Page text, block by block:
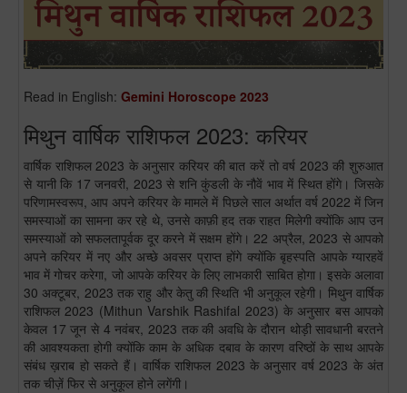
Read in English: Gemini Horoscope 2023
मिथुन वार्षिक राशिफल 2023: करियर
वार्षिक राशिफल 2023 के अनुसार करियर की बात करें तो वर्ष 2023 की शुरुआत
से यानी कि 17 जनवरी, 2023 से शनि कुंडली के नौवें भाव में स्थित होंगे। जिसके
परिणामस्वरूप, आप अपने करियर के मामले में पिछले साल अर्थात वर्ष 2022 में जिन
समस्याओं का सामना कर रहे थे, उनसे काफ़ी हद तक राहत मिलेगी क्योंकि आप उन
समस्याओं को सफलतापूर्वक दूर करने में सक्षम होंगे। 22 अप्रैल, 2023 से आपको
अपने करियर में नए और अच्छे अवसर प्राप्त होंगे क्योंकि बृहस्पति आपके ग्यारहवें
भाव में गोचर करेगा, जो आपके करियर के लिए लाभकारी साबित होगा। इसके अलावा
30 अक्टूबर, 2023 तक राहु और केतु की स्थिति भी अनुकूल रहेगी। मिथुन वार्षिक
राशिफल 2023 (Mithun Varshik Rashifal 2023) के अनुसार बस आपको
केवल 17 जून से 4 नवंबर, 2023 तक की अवधि के दौरान थोड़ी सावधानी बरतने
की आवश्यकता होगी क्योंकि काम के अधिक दबाव के कारण वरिष्ठों के साथ आपके
संबंध ख़राब हो सकते हैं। वार्षिक राशिफल 2023 के अनुसार वर्ष 2023 के अंत
तक चीज़ें फिर से अनुकूल होने लगेंगी।